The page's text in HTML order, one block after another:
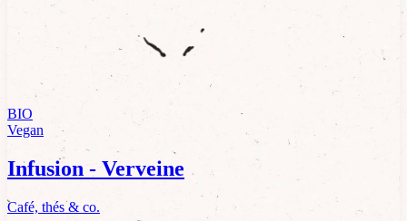
BIO
Vegan
Infusion - Verveine
Café, thés & co.